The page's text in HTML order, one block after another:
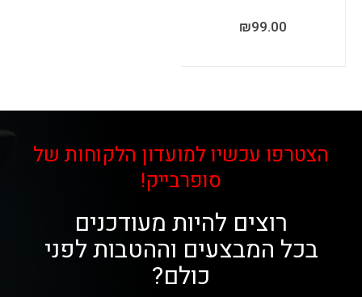
₪99.00
הצטרפו עכשיו למועדון הלקוחות של
סופרבייק!
רוצים להיות מעודכנים
בכל המבצעים וההטבות לפני
כולם?